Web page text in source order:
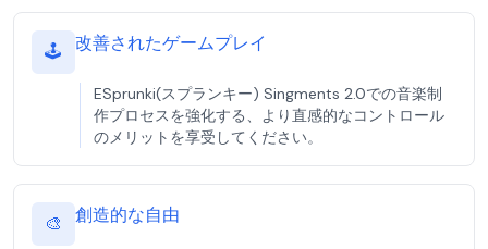
🕹️ 改善されたゲームプレイ
ESprunki(スプランキー) Singments 2.0での音楽制
作プロセスを強化する、より直感的なコントロール
のメリットを享受してください。
🎨 創造的な自由